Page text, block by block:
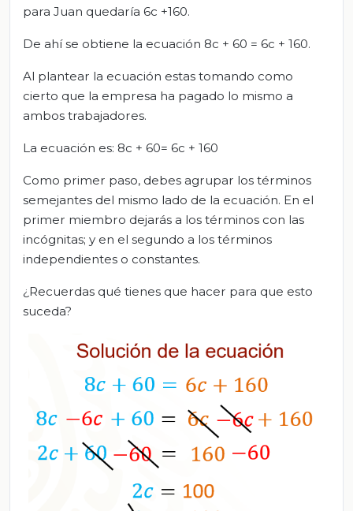
para Juan quedaría 6c +160.
De ahí se obtiene la ecuación 8c + 60 = 6c + 160.
Al plantear la ecuación estas tomando como
cierto que la empresa ha pagado lo mismo a
ambos trabajadores.
La ecuación es: 8c + 60= 6c + 160
Como primer paso, debes agrupar los términos
semejantes del mismo lado de la ecuación. En el
primer miembro dejarás a los términos con las
incógnitas; y en el segundo a los términos
independientes o constantes.
¿Recuerdas qué tienes que hacer para que esto
suceda?